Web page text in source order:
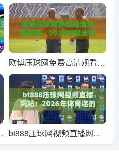
直播网！2026年体育迷的
观赛新选择，你试过没？
欧博压球网免费高清观看直
播，2026年最全观赛攻略
（欧博压球网免费高清观看
直播）你值得收藏
bt888压球网视频直播网
站：2026年体育迷的新选